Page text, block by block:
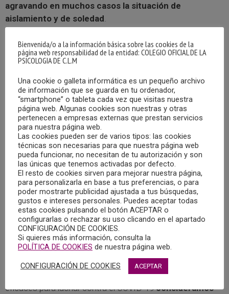
agravando en muchos casos la situación de
aislamiento y de soledad.
El hecho de no haber tenido en cuenta ni la opinión ni el
bienestar psicológico de la persona mayor provoca una
pudiéndose encuadrar enMALTRATO
INSTITUCIONAL(OMS, 2020), debido sobre todo que a
los órganos competentes no les han otorgado la
protección psicológica necesaria para que su autonomía
física y su salud mental no se vieran afectados. La falta de
medios, la falta de recursos, la falta de previsión, etc. ha
provocado un agravamiento de las patologías previas
haciendo que incluso aumentase la sobrecarga familiar lo
que, en ocasiones, ha podido provocar que los familiares
no pudiesen atender a sus familiares de la forma
adecuada. Por lo tanto, la situación sanitaria ha dejado
patente la necesidad de la labor profesional del profesional
de la psicología en el ámbito del envejecimiento.
Podemos manifestar que al igual que las vacunas
anticovid se han desarrollado en tan poco tiempo para ser
eficaces para luchar contra el COVID-19consideramos
Bienvenida/o a la información básica sobre las cookies de la
página web responsabilidad de la entidad: COLEGIO OFICIAL DE LA
PSICOLOGIA DE C.L.M
Una cookie o galleta informática es un pequeño archivo
de información que se guarda en tu ordenador,
“smartphone” o tableta cada vez que visitas nuestra
página web. Algunas cookies son nuestras y otras
pertenecen a empresas externas que prestan servicios
para nuestra página web.
Las cookies pueden ser de varios tipos: las cookies
técnicas son necesarias para que nuestra página web
pueda funcionar, no necesitan de tu autorización y son
las únicas que tenemos activadas por defecto.
El resto de cookies sirven para mejorar nuestra página,
para personalizarla en base a tus preferencias, o para
poder mostrarte publicidad ajustada a tus búsquedas,
gustos e intereses personales. Puedes aceptar todas
estas cookies pulsando el botón ACEPTAR o
configurarlas o rechazar su uso clicando en el apartado
CONFIGURACIÓN DE COOKIES.
Si quieres más información, consulta la
POLÍTICA DE COOKIES de nuestra página web.
CONFIGURACIÓN DE COOKIES ACEPTAR